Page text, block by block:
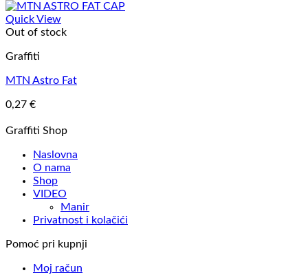
Quick View
Out of stock
Graffiti
MTN Astro Fat
0,27 €
Graffiti Shop
Naslovna
O nama
Shop
VIDEO
Manir
Privatnost i kolačići
Pomoć pri kupnji
Moj račun